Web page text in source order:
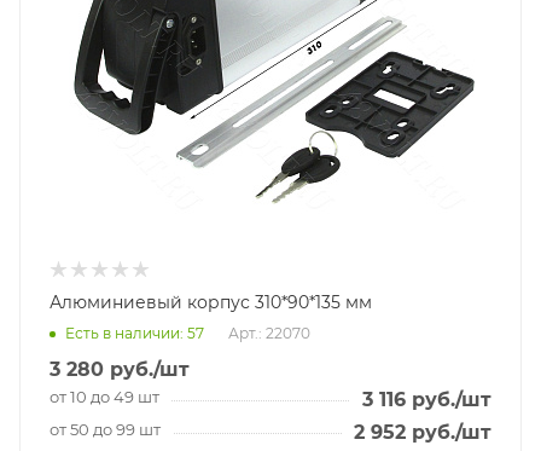
Алюминиевый корпус 310*90*135 мм
Есть в наличии: 57 Арт.: 22070
3 280 руб./шт
от 10 до 49 шт 3 116 руб./шт
от 50 до 99 шт 2 952 руб./шт